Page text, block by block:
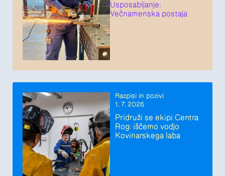
Usposabljanje:
Večnamenska postaja
Razpisi in pozivi
1. 7. 2026
Pridruži se ekipi Centra
Rog: iščemo vodjo
Kovinarskega laba